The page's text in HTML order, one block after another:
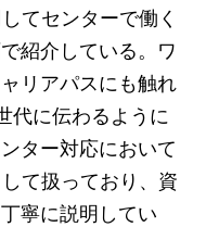
てセンターで働く
紹介している。ワ
リアパスにも触れ
代に伝わるように
ター対応において
て扱っており、資
寧に説明してい